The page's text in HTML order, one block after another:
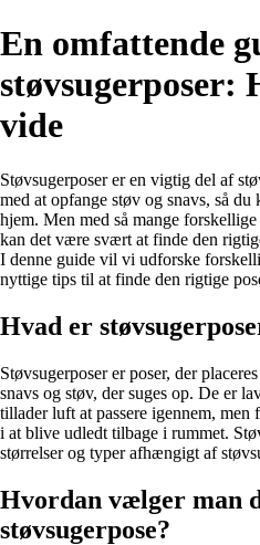
En omfattende
støvsugerposer:
vide
Støvsugerposer er en vigtig del af
med at opfange støv og snavs, så
hjem. Men med så mange
kan det være svært at finde den
I denne guide vil vi udforske
nyttige tips til at finde den rigtige
Hvad er
Støvsugerposer er poser, der
snavs og støv, der suges op. De er
tillader luft at passere igennem,
i at blive udledt tilbage i rummet.
størrelser og typer afhængigt af
Hvordan vælger man
støvsugerpose?